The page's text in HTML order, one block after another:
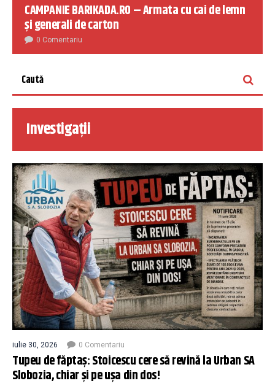
CAMPANIE BARIKADA.RO – Armata cu cai de lemn
și generali de carton
0 Comentariu
Investigații
iulie 30, 2026 0 Comentariu
Tupeu de făptaș: Stoicescu cere să revină la Urban SA
Slobozia, chiar și pe ușa din dos!